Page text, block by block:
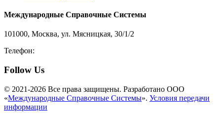
Международные Справочные Системы
101000, Москва, ул. Мясницкая, 30/1/2
Телефон:
Follow Us
© 2021-2026 Все права защищены. Разработано ООО
«Международные Справочные Системы». Условия передачи
информации